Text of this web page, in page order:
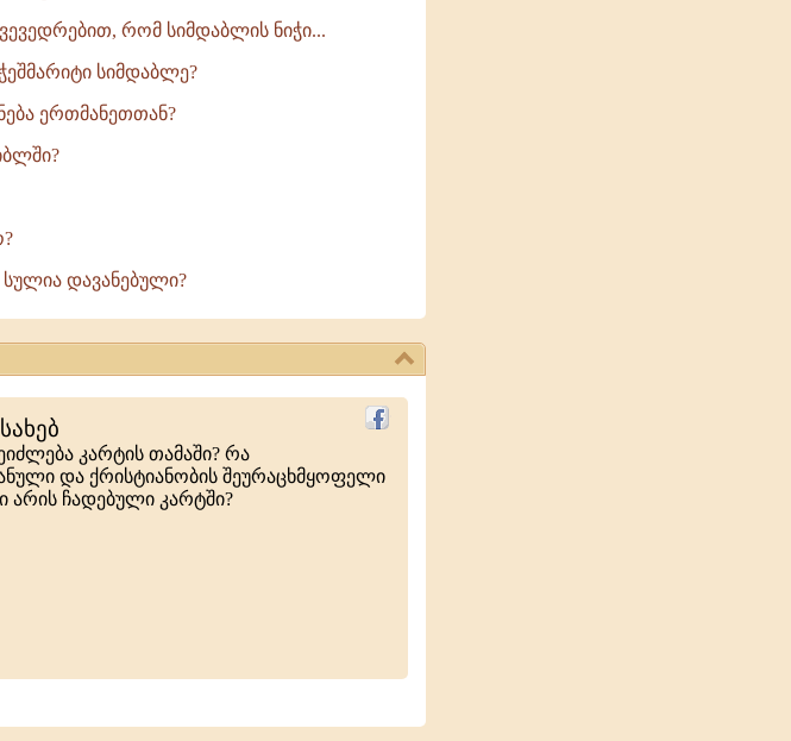
რომ სიმდაბლის ნიჭი...
სიმდაბლე?
ერთმანეთთან?
დავანებული?
კარტის თამაში? რა
და ქრისტიანობის შეურაცხმყოფელი
არის ჩადებული კარტში?